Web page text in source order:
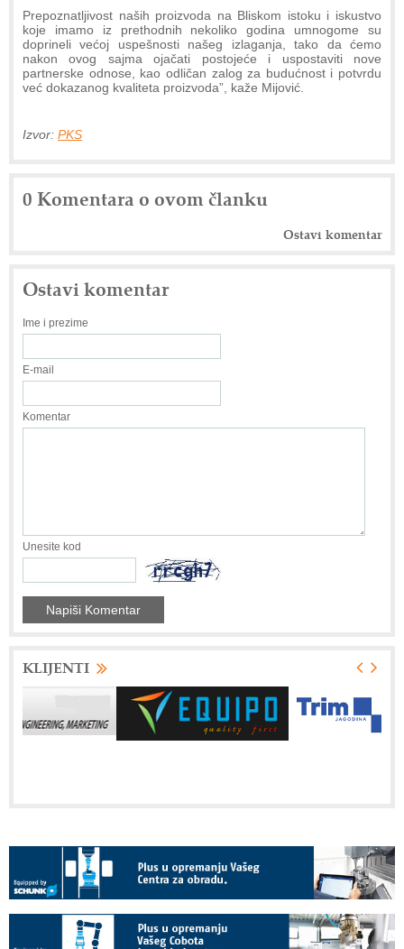
Prepoznatljivost naših proizvoda na Bliskom istoku i iskustvo
koje imamo iz prethodnih nekoliko godina umnogome su
doprineli većoj uspešnosti našeg izlaganja, tako da ćemo
nakon ovog sajma ojačati postojeće i uspostaviti nove
partnerske odnose, kao odličan zalog za budućnost i potvrdu
već dokazanog kvaliteta proizvoda”, kaže Mijović.
Izvor: PKS
0 Komentara o ovom članku
Ostavi komentar
Ostavi komentar
Ime i prezime
E-mail
Komentar
Unesite kod
KLIJENTI